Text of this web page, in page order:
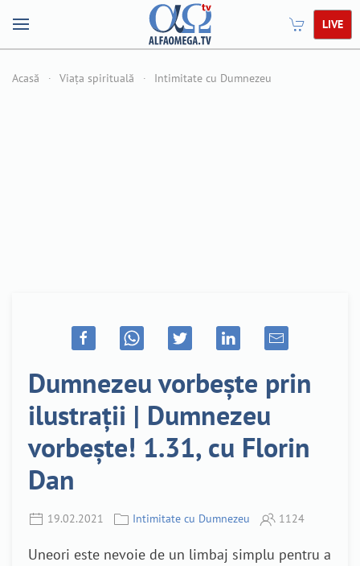
LIVE
Acasă Viața spirituală Intimitate cu Dumnezeu
Dumnezeu vorbește prin
ilustrații | Dumnezeu
vorbește! 1.31, cu Florin
Dan
19.02.2021 Intimitate cu Dumnezeu 1124
Uneori este nevoie de un limbaj simplu pentru a